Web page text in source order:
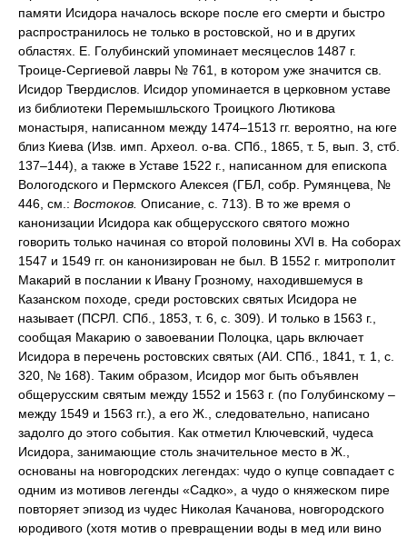
памяти Исидора началось вскоре после его смерти и быстро
распространилось не только в ростовской, но и в других
областях. Е. Голубинский упоминает месяцеслов 1487 г.
Троице-Сергиевой лавры № 761, в котором уже значится св.
Исидор Твердислов. Исидор упоминается в церковном уставе
из библиотеки Перемышльского Троицкого Лютикова
монастыря, написанном между 1474–1513 гг. вероятно, на юге
близ Киева (Изв. имп. Археол. о-ва. СПб., 1865, т. 5, вып. 3, стб.
137–144), а также в Уставе 1522 г., написанном для епископа
Вологодского и Пермского Алексея (ГБЛ, собр. Румянцева, №
446, см.: Востоков. Описание, с. 713). В то же время о
канонизации Исидора как общерусского святого можно
говорить только начиная со второй половины XVI в. На соборах
1547 и 1549 гг. он канонизирован не был. В 1552 г. митрополит
Макарий в послании к Ивану Грозному, находившемуся в
Казанском походе, среди ростовских святых Исидора не
называет (ПСРЛ. СПб., 1853, т. 6, с. 309). И только в 1563 г.,
сообщая Макарию о завоевании Полоцка, царь включает
Исидора в перечень ростовских святых (АИ. СПб., 1841, т. 1, с.
320, № 168). Таким образом, Исидор мог быть объявлен
общерусским святым между 1552 и 1563 г. (по Голубинскому –
между 1549 и 1563 гг.), а его Ж., следовательно, написано
задолго до этого события. Как отметил Ключевский, чудеса
Исидора, занимающие столь значительное место в Ж.,
основаны на новгородских легендах: чудо о купце совпадает с
одним из мотивов легенды «Садко», а чудо о княжеском пире
повторяет эпизод из чудес Николая Качанова, новгородского
юродивого (хотя мотив о превращении воды в мед или вино